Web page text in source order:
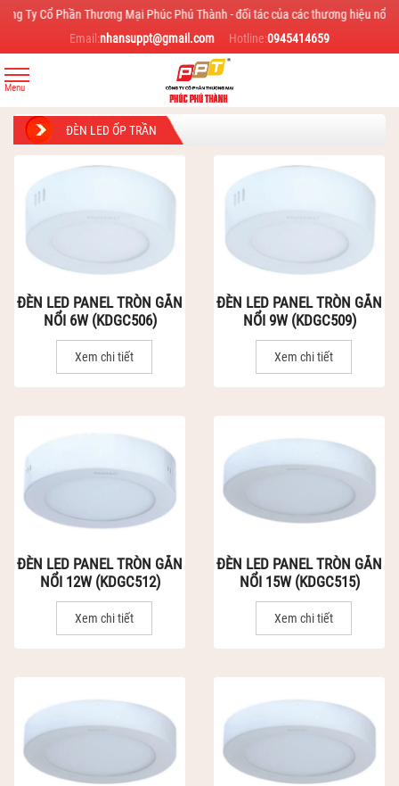
Thương Mại Phúc Phú Thành - đối tác của các thương hiệu nổi tiếng
Email:nhansuppt@gmail.com Hotline:0945414659
ĐÈN LED ỐP TRẦN
ĐÈN LED PANEL TRÒN GẮN
NỔI 6W (KDGC506)
Xem chi tiết
ĐÈN LED PANEL TRÒN GẮN
NỔI 9W (KDGC509)
Xem chi tiết
ĐÈN LED PANEL TRÒN GẮN
NỔI 12W (KDGC512)
Xem chi tiết
ĐÈN LED PANEL TRÒN GẮN
NỔI 15W (KDGC515)
Xem chi tiết